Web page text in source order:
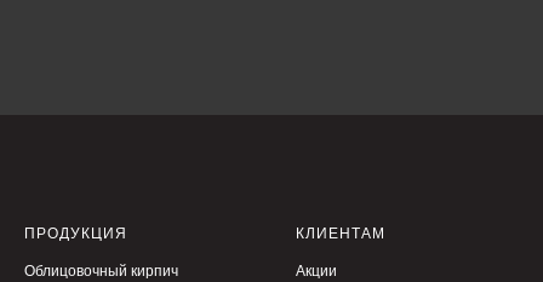
ПРОДУКЦИЯ
Облицовочный кирпич
КЛИЕНТАМ
Акции